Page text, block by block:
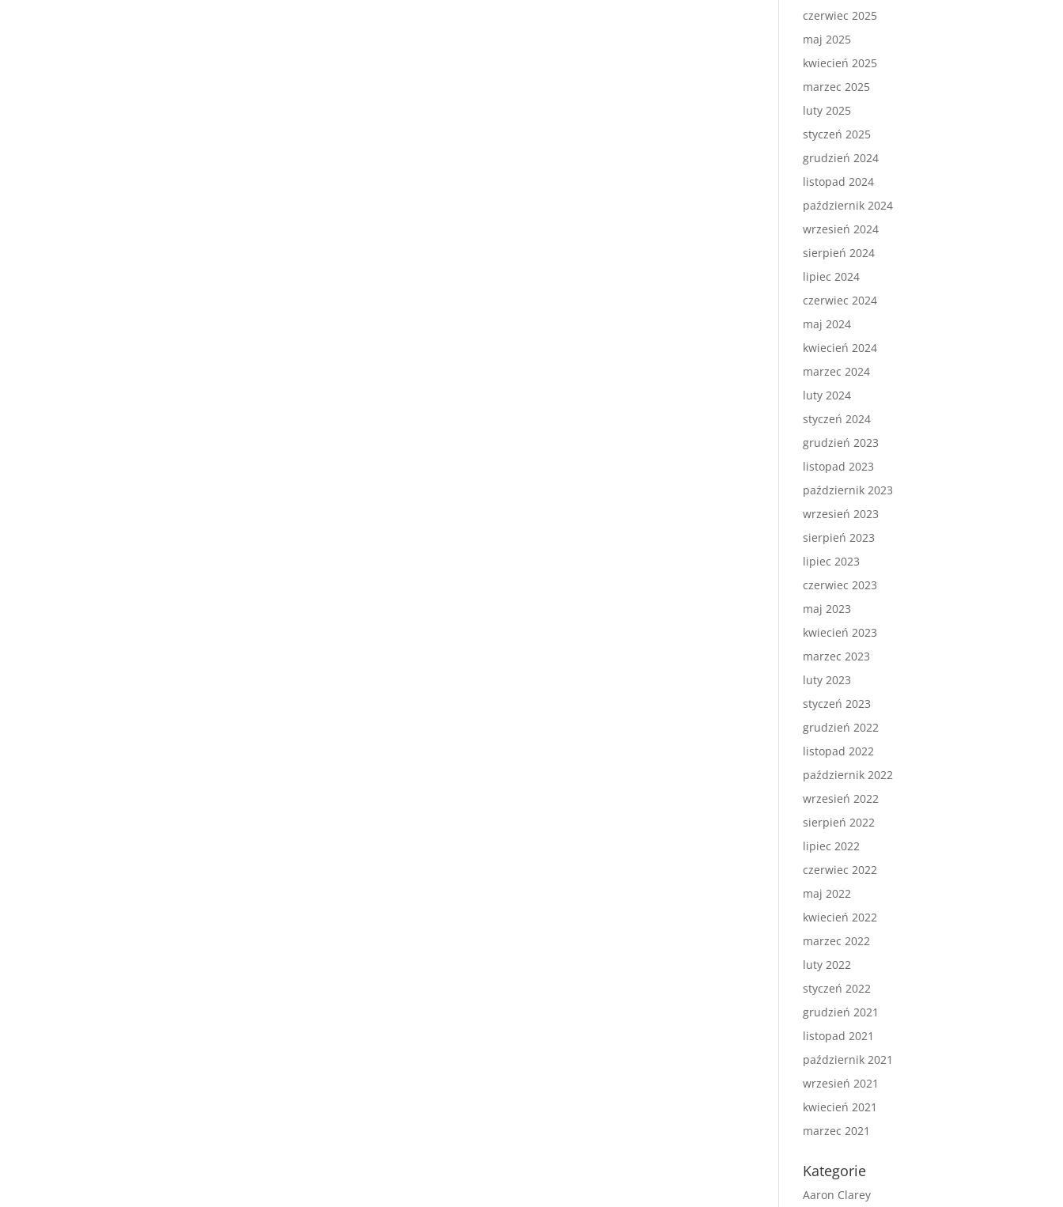
czerwiec 2025
maj 2025
kwiecień 2025
marzec 2025
luty 2025
styczeń 2025
grudzień 2024
listopad 2024
październik 2024
wrzesień 2024
sierpień 2024
lipiec 2024
czerwiec 2024
maj 2024
kwiecień 2024
marzec 2024
luty 2024
styczeń 2024
grudzień 2023
listopad 2023
październik 2023
wrzesień 2023
sierpień 2023
lipiec 2023
czerwiec 2023
maj 2023
kwiecień 2023
marzec 2023
luty 2023
styczeń 2023
grudzień 2022
listopad 2022
październik 2022
wrzesień 2022
sierpień 2022
lipiec 2022
czerwiec 2022
maj 2022
kwiecień 2022
marzec 2022
luty 2022
styczeń 2022
grudzień 2021
listopad 2021
październik 2021
wrzesień 2021
kwiecień 2021
marzec 2021
Kategorie
Aaron Clarey